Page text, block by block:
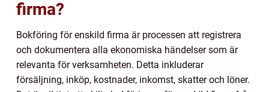
firma?
Bokföring för enskild firma är processen att registrera
och dokumentera alla ekonomiska händelser som är
relevanta för verksamheten. Detta inkluderar
försäljning, inköp, kostnader, inkomst, skatter och löner.